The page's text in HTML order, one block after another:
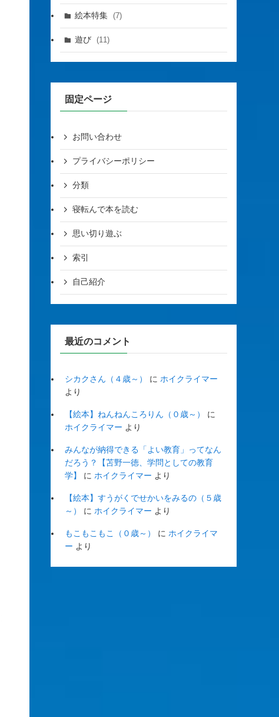
絵本特集 (7)
遊び (11)
固定ページ
お問い合わせ
プライバシーポリシー
分類
寝転んで本を読む
思い切り遊ぶ
索引
自己紹介
最近のコメント
シカクさん（４歳～） に ホイクライマー
より
【絵本】ねんねんころりん（０歳～）
に
ホイクライマー より
みんなが納得できる「よい教育」ってなん
だろう？【苫野一徳、学問としての教育
学】
に ホイクライマー より
【絵本】すうがくでせかいをみるの（５歳
～）
に ホイクライマー より
もこもこもこ（０歳～） に ホイクライマ
ー より